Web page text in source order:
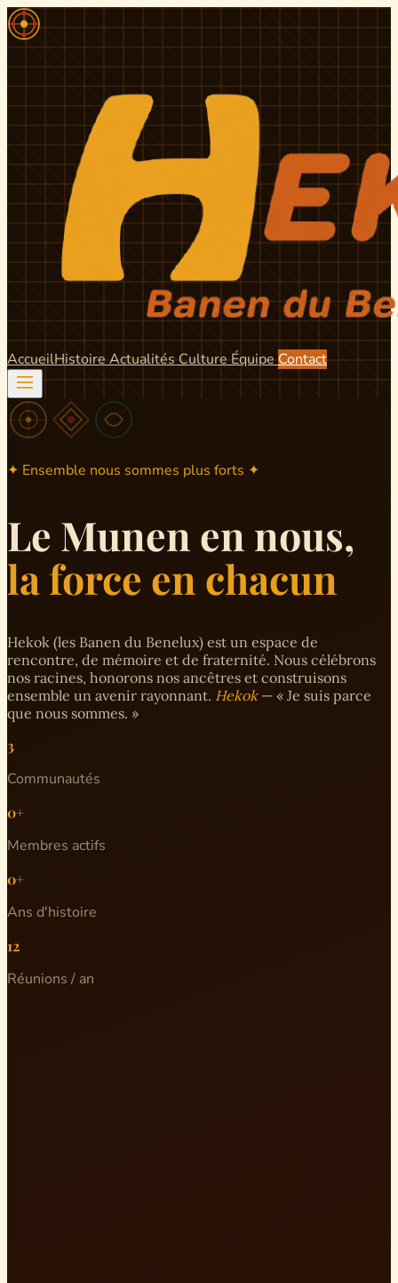
AccueilHistoire ActualitésCulture Équipe Contact
✦ Ensemble nous sommes plus forts ✦
Le Munen en nous,
la force en chacun
Hekok (les Banen du Benelux) est un espace de
rencontre, de mémoire et de fraternité. Nous célébrons
nos racines, honorons nos ancêtres et construisons
ensemble un avenir rayonnant. Hekok— « Je suis parce
que nous sommes. »
3
Communautés
0+
Membres actifs
0+
Ans d'histoire
12
Réunions / an